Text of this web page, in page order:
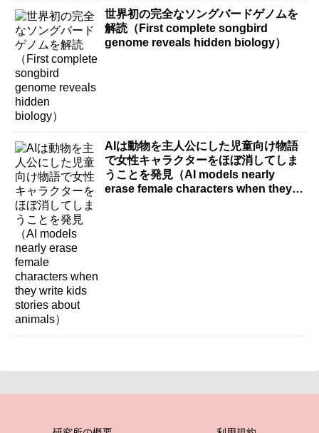
世界初の完全なソングバードゲノムを
解読（First complete songbird
genome reveals hidden biology）
AIは動物を主人公にした児童向け物語
で女性キャラクターをほぼ消してしま
うことを発見（AI models nearly
erase female characters when they